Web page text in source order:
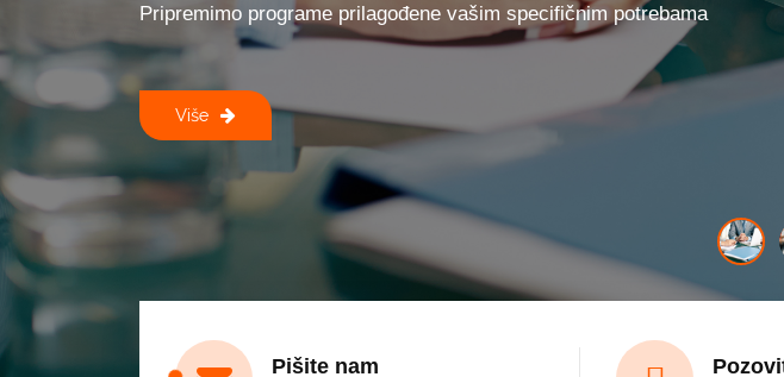
Pripremimo programe prilagođene vašim specifičnim potrebama
Više
Pišite nam